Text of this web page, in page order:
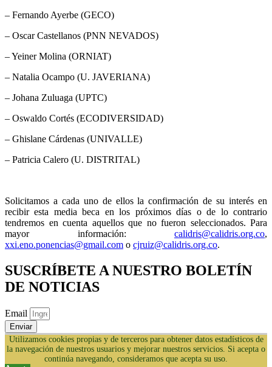
– Fernando Ayerbe (GECO)
– Oscar Castellanos (PNN NEVADOS)
– Yeiner Molina (ORNIAT)
– Natalia Ocampo (U. JAVERIANA)
– Johana Zuluaga (UPTC)
– Oswaldo Cortés (ECODIVERSIDAD)
– Ghislane Cárdenas (UNIVALLE)
– Patricia Calero (U. DISTRITAL)
Solicitamos a cada uno de ellos la confirmación de su interés en
recibir esta media beca en los próximos días o de lo contrario
tendremos en cuenta aquellos que no fueron seleccionados. Para
mayor información: calidris@calidris.org.co,
xxi.eno.ponencias@gmail.com o cjruiz@calidris.org.co.
SUSCRÍBETE A NUESTRO BOLETÍN
DE NOTICIAS
Email
Enviar
Utilizamos cookies propias y de terceros para obtener datos estadísticos de
la navegación de nuestros usuarios y mejorar nuestros servicios. Si acepta o
continúa navegando, consideramos que acepta su uso.